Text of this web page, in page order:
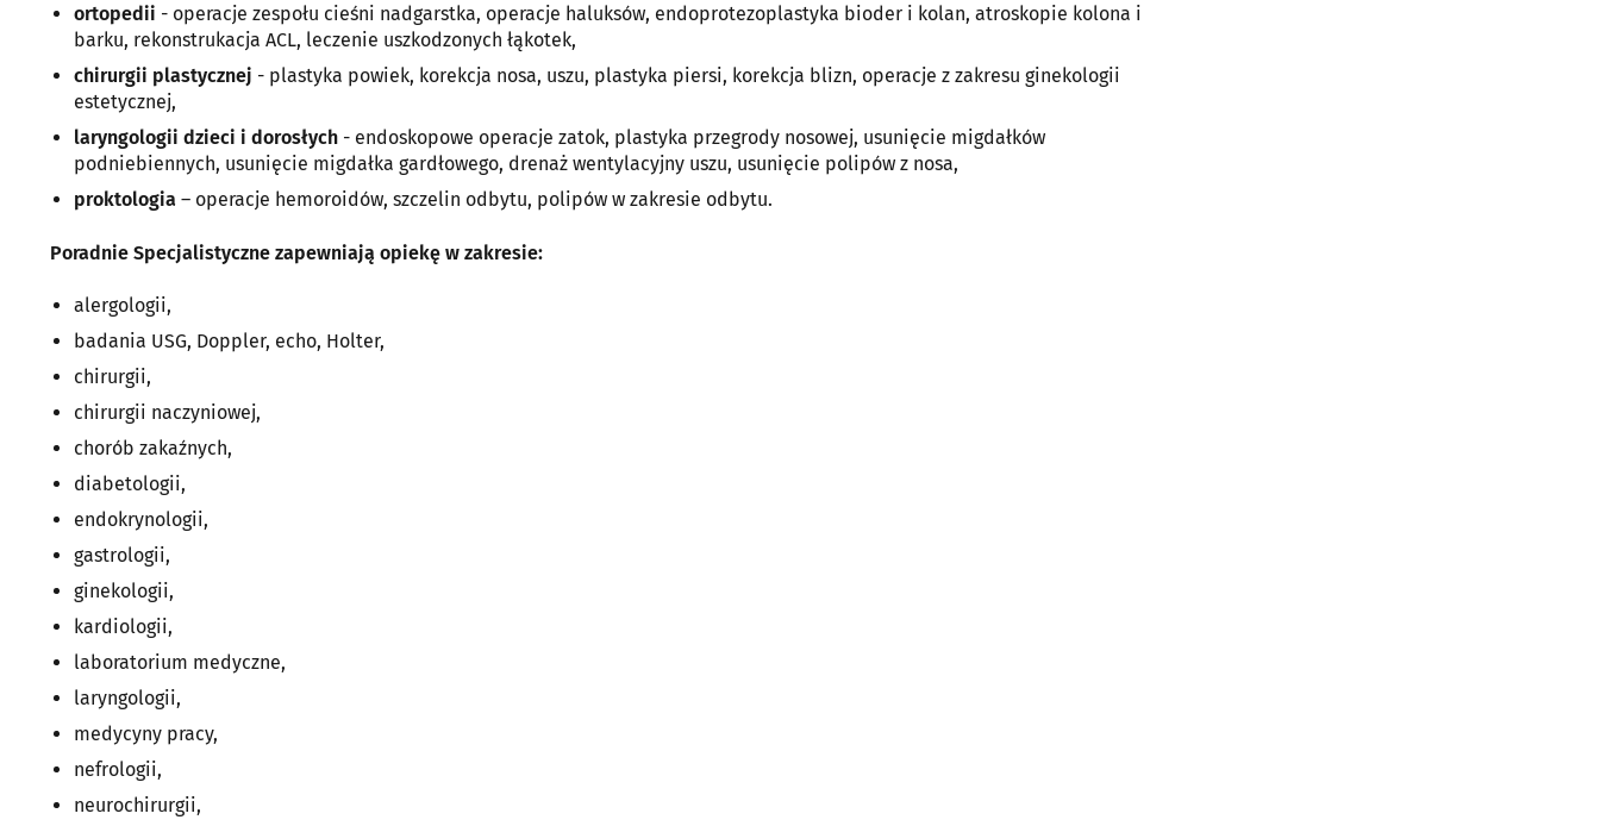
ortopedii - operacje zespołu cieśni nadgarstka, operacje haluksów, endoprotezoplastyka bioder i kolan, atroskopie kolona i
barku, rekonstrukacja ACL, leczenie uszkodzonych łąkotek,
chirurgii plastycznej - plastyka powiek, korekcja nosa, uszu, plastyka piersi, korekcja blizn, operacje z zakresu ginekologii
estetycznej,
laryngologii dzieci i dorosłych - endoskopowe operacje zatok, plastyka przegrody nosowej, usunięcie migdałków
podniebiennych, usunięcie migdałka gardłowego, drenaż wentylacyjny uszu, usunięcie polipów z nosa,
proktologia – operacje hemoroidów, szczelin odbytu, polipów w zakresie odbytu.
Poradnie Specjalistyczne zapewniają opiekę w zakresie:
alergologii,
badania USG, Doppler, echo, Holter,
chirurgii,
chirurgii naczyniowej,
chorób zakaźnych,
diabetologii,
endokrynologii,
gastrologii,
ginekologii,
kardiologii,
laboratorium medyczne,
laryngologii,
medycyny pracy,
nefrologii,
neurochirurgii,